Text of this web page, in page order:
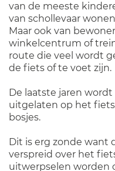
van de meeste
van schollevaar
Maar ook van
winkelcentrum of
route die veel wordt
de fiets of te voet zijn.
De laatste jaren
uitgelaten op het
bosjes.
Dit is erg zonde want
verspreid over het
uitwerpselen worden